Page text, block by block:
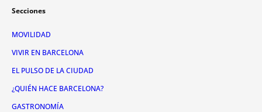
Secciones
MOVILIDAD
VIVIR EN BARCELONA
EL PULSO DE LA CIUDAD
¿QUIÉN HACE BARCELONA?
GASTRONOMÍA